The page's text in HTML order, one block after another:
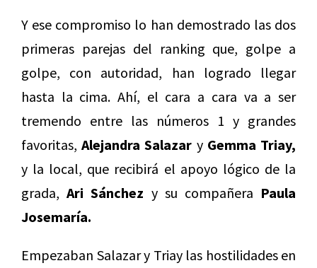
Y ese compromiso lo han demostrado las dos
primeras parejas del ranking que, golpe a
golpe, con autoridad, han logrado llegar
hasta la cima. Ahí, el cara a cara va a ser
tremendo entre las números 1 y grandes
favoritas,Alejandra Salazar y Gemma Triay,
y la local, que recibirá el apoyo lógico de la
grada,Ari Sánchez y su compañera Paula
Josemaría.
Empezaban Salazar y Triay las hostilidades en